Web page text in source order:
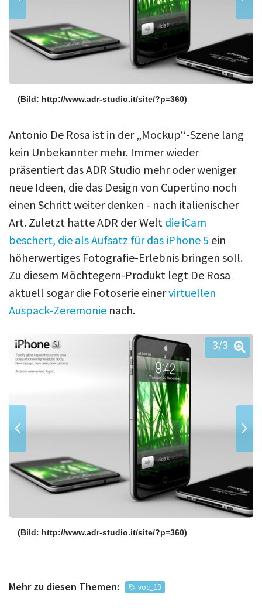
(Bild: http://www.adr-studio.it/site/?p=360)
Antonio De Rosa ist in der „Mockup“-Szene lang
kein Unbekannter mehr. Immer wieder
präsentiert das ADR Studio mehr oder weniger
neue Ideen, die das Design von Cupertino noch
einen Schritt weiter denken - nach italienischer
Art. Zuletzt hatte ADR der Welt die iCam
beschert, die als Aufsatz für das iPhone 5 ein
höherwertiges Fotografie-Erlebnis bringen soll.
Zu diesem Möchtegern-Produkt legt De Rosa
aktuell sogar die Fotoserie einervirtuellen
Auspack-Zeremonie nach.
(Bild: http://www.adr-studio.it/site/?p=360)
3/3
Mehr zu diesen Themen: voc_13